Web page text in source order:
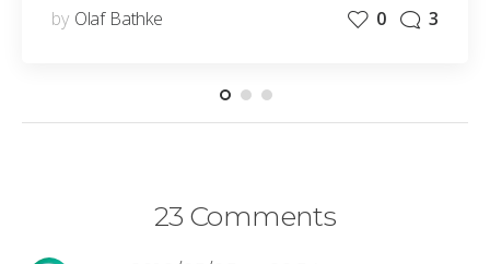
by Olaf Bathke 0 3
23 Comments